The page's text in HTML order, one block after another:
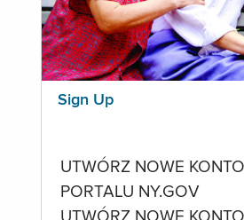
Sign Up
UTWÓRZ NOWE
PORTALU NY.GOV